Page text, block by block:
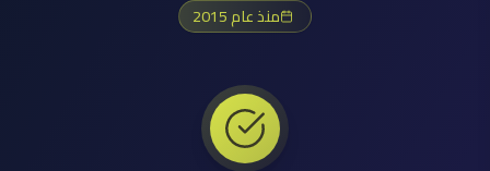
منذ عام 2015